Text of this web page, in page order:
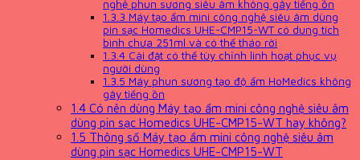
nghệ phun sương siêu âm không gây tiếng ồn
1.3.3 Máy tạo ẩm mini công nghệ siêu âm dùng
pin sạc Homedics UHE-CMP15-WT có dung tích
bình chưa 251ml và có thể tháo rời
1.3.4 Cài đặt có thể tùy chỉnh linh hoạt phục vụ
người dùng
1.3.5 Máy phun sương tạo độ ẩm HoMedics không
gây tiếng ồn
1.4 Có nên dùng Máy tạo ẩm mini công nghệ siêu âm
dùng pin sạc Homedics UHE-CMP15-WT hay không?
1.5 Thông số Máy tạo ẩm mini công nghệ siêu âm
dùng pin sạc Homedics UHE-CMP15-WT